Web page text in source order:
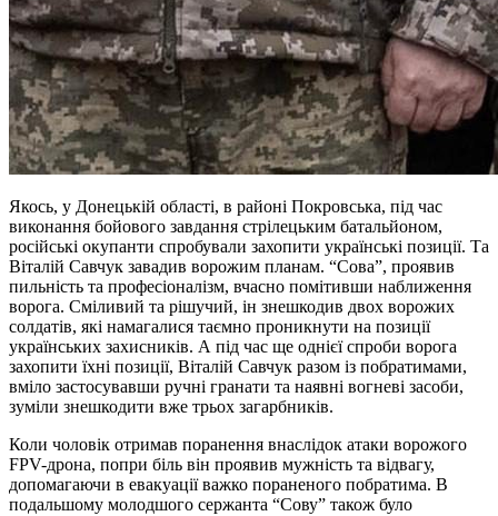
Якось, у Донецькій області, в районі Покровська, під час
виконання бойового завдання стрілецьким батальйоном,
російські окупанти спробували захопити українські позиції. Та
Віталій Савчук завадив ворожим планам. “Сова”, проявив
пильність та професіоналізм, вчасно помітивши наближення
ворога. Сміливий та рішучий, ін знешкодив двох ворожих
солдатів, які намагалися таємно проникнути на позиції
українських захисників. А під час ще однієї спроби ворога
захопити їхні позиції, Віталій Савчук разом із побратимами,
вміло застосувавши ручні гранати та наявні вогневі засоби,
зуміли знешкодити вже трьох загарбників.
Коли чоловік отримав поранення внаслідок атаки ворожого
FPV-дрона, попри біль він проявив мужність та відвагу,
допомагаючи в евакуації важко пораненого побратима. В
подальшому молодшого сержанта “Сову” також було